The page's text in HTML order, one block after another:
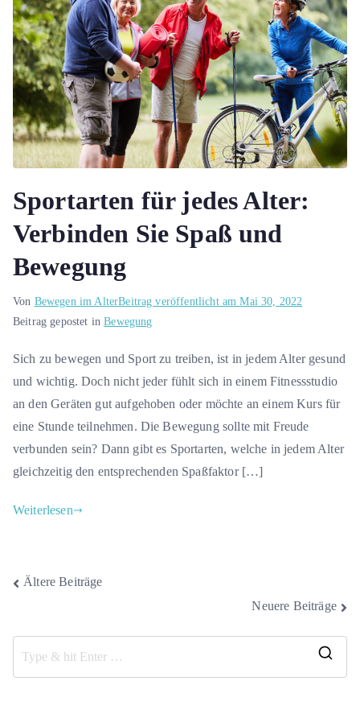
Sportarten für jedes Alter:
Verbinden Sie Spaß und
Bewegung
Von Bewegen im AlterBeitrag veröffentlicht amMai 30, 2022
Beitrag gepostet inBewegung
Sich zu bewegen und Sport zu treiben, ist in jedem Alter gesund
und wichtig. Doch nicht jeder fühlt sich in einem Fitnessstudio
an den Geräten gut aufgehoben oder möchte an einem Kurs für
eine Stunde teilnehmen. Die Bewegung sollte mit Freude
verbunden sein? Dann gibt es Sportarten, welche in jedem Alter
gleichzeitig den entsprechenden Spaßfaktor […]
Weiterlesen
Beitragsnavigation
Ältere Beiträge
Neuere Beiträge